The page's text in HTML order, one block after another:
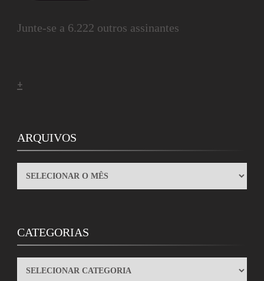
Junte-se a 6.222 outros assinantes
+
ARQUIVOS
ARQUIVOS
CATEGORIAS
CATEGORIAS